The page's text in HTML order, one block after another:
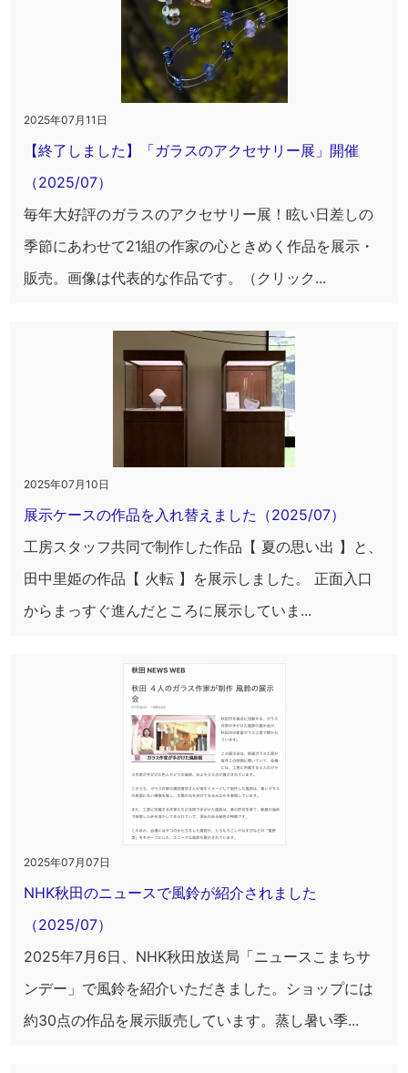
2025年07月11日
【終了しました】「ガラスのアクセサリー展」開催
（2025/07）
毎年大好評のガラスのアクセサリー展！眩い日差しの
季節にあわせて21組の作家の心ときめく作品を展示・
販売。画像は代表的な作品です。（クリック...
2025年07月10日
展示ケースの作品を入れ替えました（2025/07）
工房スタッフ共同で制作した作品【 夏の思い出 】と、
田中里姫の作品【 火転 】を展示しました。 正面入口
からまっすぐ進んだところに展示していま...
2025年07月07日
NHK秋田のニュースで風鈴が紹介されました
（2025/07）
2025年7月6日、NHK秋田放送局「ニュースこまちサ
ンデー」で風鈴を紹介いただきました。ショップには
約30点の作品を展示販売しています。蒸し暑い季...